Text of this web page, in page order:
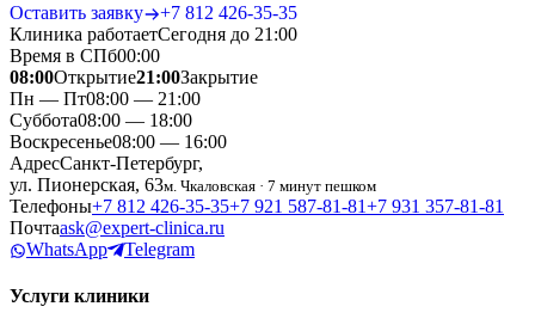
Оставить заявку
+7 812 426‑35‑35
Клиника работаетСегодня до 21:00
Время в СПб00:00
08:00Открытие21:00Закрытие
Пн — Пт08:00 — 21:00
Суббота08:00 — 18:00
Воскресенье08:00 — 16:00
АдресСанкт-Петербург,
ул. Пионерская, 63м. Чкаловская · 7 минут пешком
Телефоны+7 812 426‑35‑35+7 921 587‑81‑81+7 931 357‑81‑81
Почтаask@expert-clinica.ru
WhatsApp
Telegram
Услуги клиники